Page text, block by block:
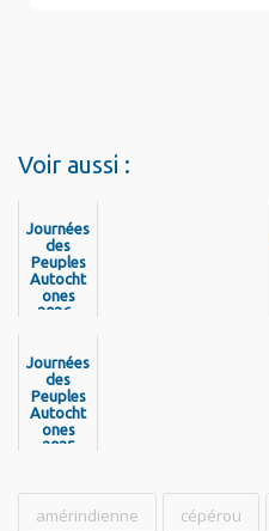
Voir aussi :
Journées
des
Peuples
Autocht
ones
2026 -
program
mation
Journées
des
Peuples
Autocht
ones
2025
amérindienne cépérou